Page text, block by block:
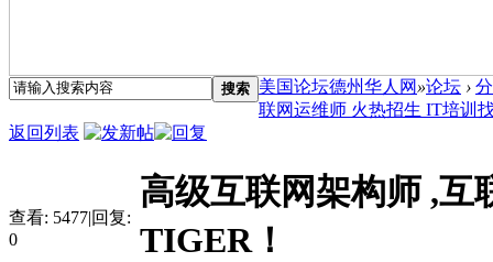
搜索 美国论坛德州华人网 »论坛 ›
联网运维师 火热招生 IT培训
返回列表
查看: 5477|回复:
0
高级互联网架构师 ,互
TIGER！